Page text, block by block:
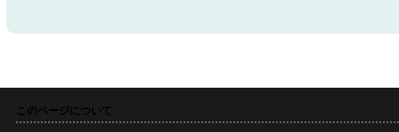
このページについて